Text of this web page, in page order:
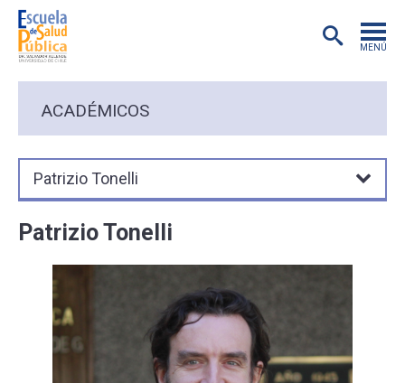
MENÚ
EXTENSIÓN
PREGRADO
PUBLICACIONES
ACADÉMICOS
Patrizio Tonelli
Patrizio Tonelli